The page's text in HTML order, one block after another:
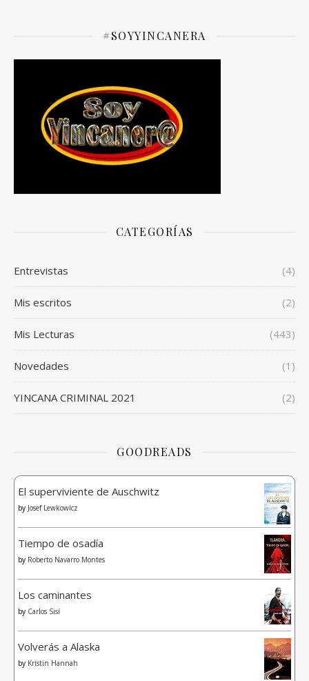
#SOYYINCANERA
CATEGORÍAS
Entrevistas (4)
Mis escritos (2)
Mis Lecturas (443)
Novedades (1)
YINCANA CRIMINAL 2021 (2)
GOODREADS
El superviviente de Auschwitz
by Josef Lewkowicz
Tiempo de osadía
by Roberto Navarro Montes
Los caminantes
by Carlos Sisí
Volverás a Alaska
by Kristin Hannah